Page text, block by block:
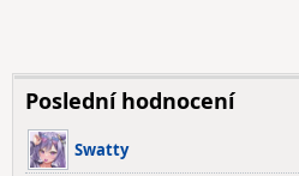
Poslední hodnocení
Swatty